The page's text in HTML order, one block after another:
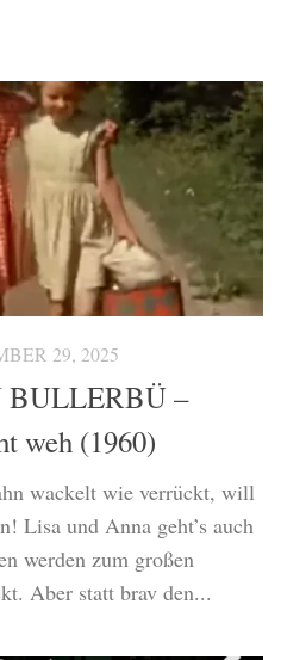
29, 2025
–
weh (1960)
wackelt wie verrückt, will
Lisa und Anna geht’s auch
werden zum großen
Aber statt brav den...